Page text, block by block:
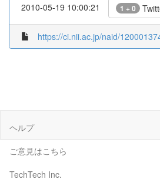
2010-05-19 10:00:21 1 + 0
https://ci.nii.ac.jp/naid/
ヘルプ
ご意見はこちら
TechTech Inc.